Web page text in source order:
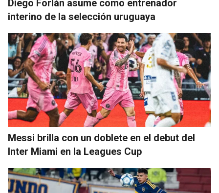
Diego Forlán asume como entrenador
interino de la selección uruguaya
Messi brilla con un doblete en el debut del
Inter Miami en la Leagues Cup